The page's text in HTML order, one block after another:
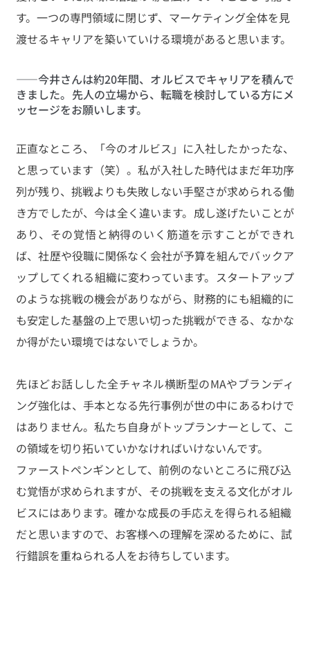
す。一つの専門領域に閉じず、マーケティング全体を見
渡せるキャリアを築いていける環境があると思います。
——今井さんは約20年間、オルビスでキャリアを積んで
きました。先人の立場から、転職を検討している方にメ
ッセージをお願いします。
正直なところ、「今のオルビス」に入社したかったな、
と思っています（笑）。私が入社した時代はまだ年功序
列が残り、挑戦よりも失敗しない手堅さが求められる働
き方でしたが、今は全く違います。成し遂げたいことが
あり、その覚悟と納得のいく筋道を示すことができれ
ば、社歴や役職に関係なく会社が予算を組んでバックア
ップしてくれる組織に変わっています。スタートアップ
のような挑戦の機会がありながら、財務的にも組織的に
も安定した基盤の上で思い切った挑戦ができる、なかな
か得がたい環境ではないでしょうか。
先ほどお話しした全チャネル横断型のMAやブランディ
ング強化は、手本となる先行事例が世の中にあるわけで
はありません。私たち自身がトップランナーとして、こ
の領域を切り拓いていかなければいけないんです。
ファーストペンギンとして、前例のないところに飛び込
む覚悟が求められますが、その挑戦を支える文化がオル
ビスにはあります。確かな成長の手応えを得られる組織
だと思いますので、お客様への理解を深めるために、試
行錯誤を重ねられる人をお待ちしています。